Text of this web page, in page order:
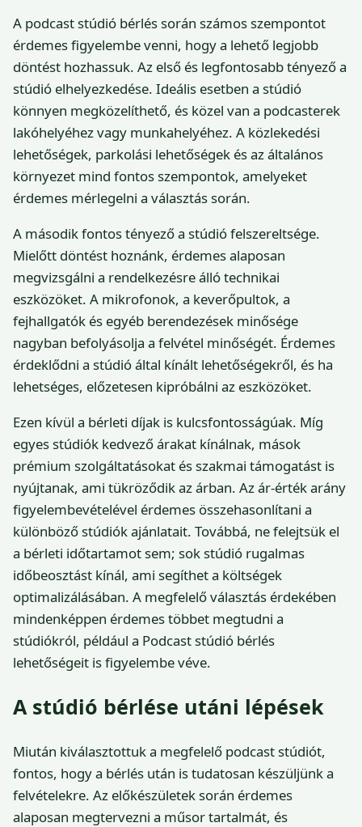
A podcast stúdió bérlés során számos szempontot
érdemes figyelembe venni, hogy a lehető legjobb
döntést hozhassuk. Az első és legfontosabb tényező a
stúdió elhelyezkedése. Ideális esetben a stúdió
könnyen megközelíthető, és közel van a podcasterek
lakóhelyéhez vagy munkahelyéhez. A közlekedési
lehetőségek, parkolási lehetőségek és az általános
környezet mind fontos szempontok, amelyeket
érdemes mérlegelni a választás során.
A második fontos tényező a stúdió felszereltsége.
Mielőtt döntést hoznánk, érdemes alaposan
megvizsgálni a rendelkezésre álló technikai
eszközöket. A mikrofonok, a keverőpultok, a
fejhallgatók és egyéb berendezések minősége
nagyban befolyásolja a felvétel minőségét. Érdemes
érdeklődni a stúdió által kínált lehetőségekről, és ha
lehetséges, előzetesen kipróbálni az eszközöket.
Ezen kívül a bérleti díjak is kulcsfontosságúak. Míg
egyes stúdiók kedvező árakat kínálnak, mások
prémium szolgáltatásokat és szakmai támogatást is
nyújtanak, ami tükröződik az árban. Az ár-érték arány
figyelembevételével érdemes összehasonlítani a
különböző stúdiók ajánlatait. Továbbá, ne felejtsük el
a bérleti időtartamot sem; sok stúdió rugalmas
időbeosztást kínál, ami segíthet a költségek
optimalizálásában. A megfelelő választás érdekében
mindenképpen érdemes többet megtudni a
stúdiókról, például a Podcast stúdió bérlés
lehetőségeit is figyelembe véve.
A stúdió bérlése utáni lépések
Miután kiválasztottuk a megfelelő podcast stúdiót,
fontos, hogy a bérlés után is tudatosan készüljünk a
felvételekre. Az előkészületek során érdemes
alaposan megtervezni a műsor tartalmát, és